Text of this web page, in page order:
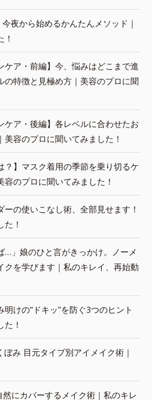
夜から始めるかんたんメソッド｜
ケア・前編】今、悩みはどこまで進
の特徴と見極め方｜美容のプロに聞
ケア・後編】各レベルに合わせたお
容のプロに聞いてみました！
？】マスク着用の季節を乗り切るケ
のプロに聞いてみました！
ーの使いこなし術、全部見せます！
た！
…」娘のひと言がきっかけ。ノーメ
クを学びます｜私のキレイ、再始動
けの“ドキッ”を防ぐ3つのヒント
た！
み 目元タイプ別アイメイク術｜
にカバーするメイク術｜私のキレ